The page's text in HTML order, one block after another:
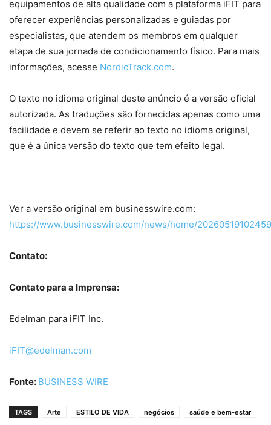
equipamentos de alta qualidade com a plataforma iFIT para
oferecer experiências personalizadas e guiadas por
especialistas, que atendem os membros em qualquer
etapa de sua jornada de condicionamento físico. Para mais
informações, acesse NordicTrack.com.
O texto no idioma original deste anúncio é a versão oficial
autorizada. As traduções são fornecidas apenas como uma
facilidade e devem se referir ao texto no idioma original,
que é a única versão do texto que tem efeito legal.
Ver a versão original em businesswire.com:
https://www.businesswire.com/news/home/
Contato:
Contato para a Imprensa:
Edelman para iFIT Inc.
iFIT@edelman.com
Fonte: BUSINESS WIRE
TAGS Arte ESTILO DE VIDA negócios saúde e bem-estar